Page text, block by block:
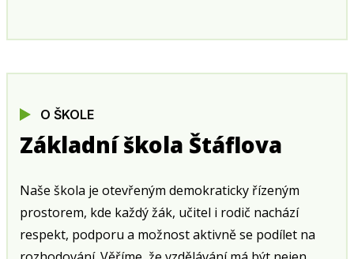
O ŠKOLE
Základní škola Štáflova
Naše škola je otevřeným demokraticky řízeným
prostorem, kde každý žák, učitel i rodič nachází
respekt, podporu a možnost aktivně se podílet na